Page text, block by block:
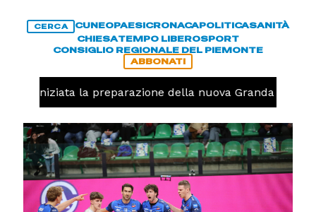
CERCA CUNEOPAESICRONACAPOLITICASANITÀ
CHIESATEMPO LIBEROSPORT
CONSIGLIO REGIONALE DEL PIEMONTE
ABBONATI
iniziata la preparazione della nuova Granda Volley